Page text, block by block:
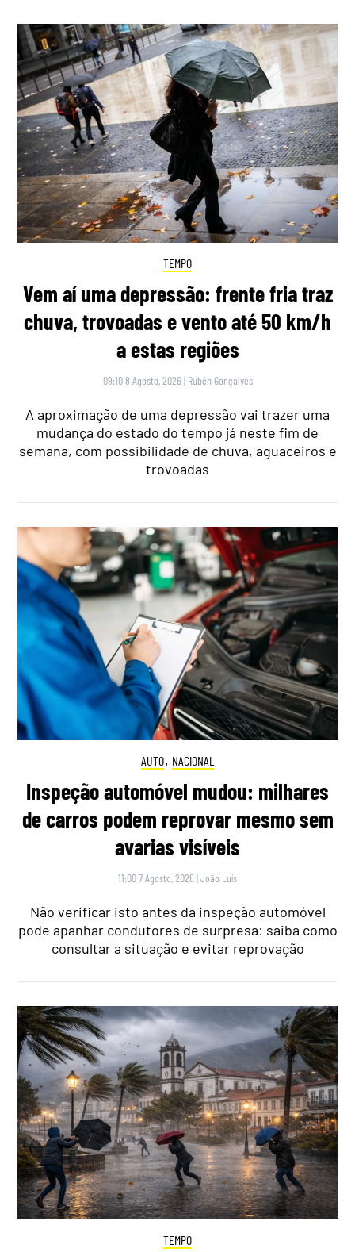
TEMPO
Vem aí uma depressão: frente fria traz
chuva, trovoadas e vento até 50 km/h
a estas regiões
09:10 8 Agosto, 2026 | Rubén Gonçalves
A aproximação de uma depressão vai trazer uma
mudança do estado do tempo já neste fim de
semana, com possibilidade de chuva, aguaceiros e
trovoadas
AUTO, NACIONAL
Inspeção automóvel mudou: milhares
de carros podem reprovar mesmo sem
avarias visíveis
11:00 7 Agosto, 2026 |João Luís
Não verificar isto antes da inspeção automóvel
pode apanhar condutores de surpresa: saiba como
consultar a situação e evitar reprovação
TEMPO